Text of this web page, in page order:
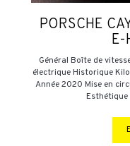
PORSCHE
E-
Général Boîte de
électrique Historique
Année 2020 Mise en